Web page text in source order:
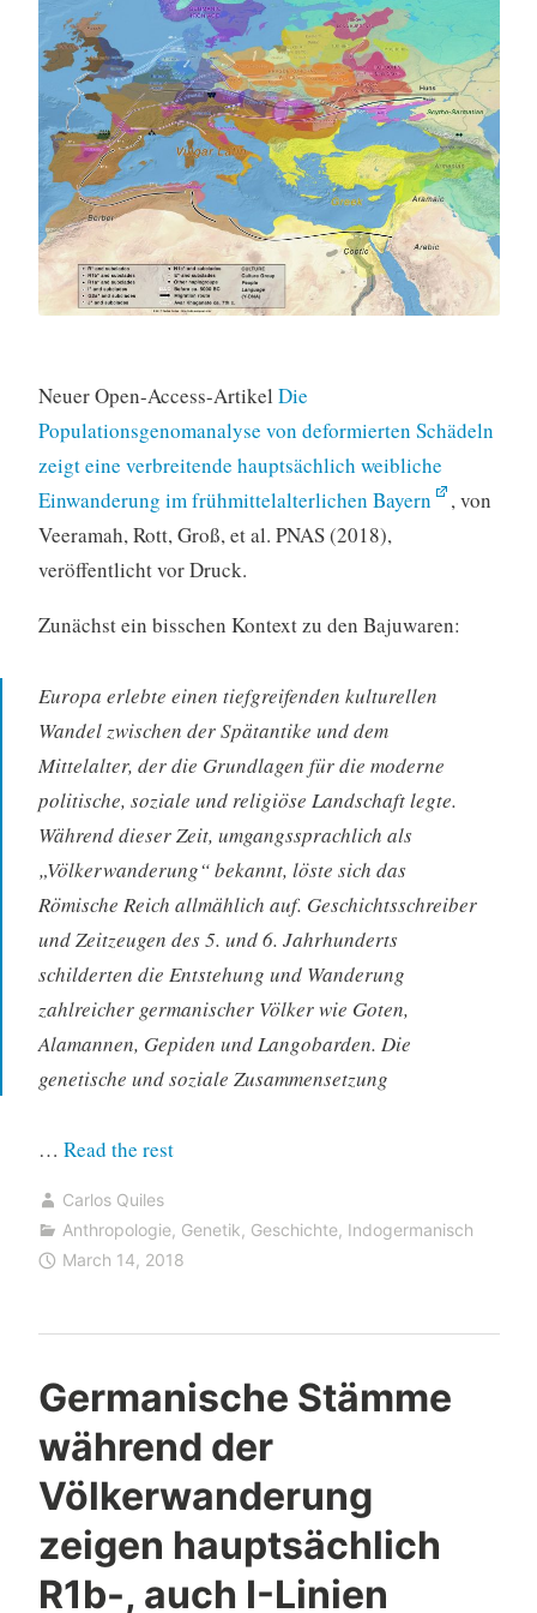
Neuer Open-Access-Artikel Die
Populationsgenomanalyse von deformierten Schädeln
zeigt eine verbreitende hauptsächlich weibliche
Einwanderung im frühmittelalterlichen Bayern
, von
Veeramah, Rott, Groß, et al. PNAS (2018),
veröffentlicht vor Druck.
Zunächst ein bisschen Kontext zu den Bajuwaren:
Europa erlebte einen tiefgreifenden kulturellen
Wandel zwischen der Spätantike und dem
Mittelalter, der die Grundlagen für die moderne
politische, soziale und religiöse Landschaft legte.
Während dieser Zeit, umgangssprachlich als
„Völkerwanderung“ bekannt, löste sich das
Römische Reich allmählich auf. Geschichtsschreiber
und Zeitzeugen des 5. und 6. Jahrhunderts
schilderten die Entstehung und Wanderung
zahlreicher germanischer Völker wie Goten,
Alamannen, Gepiden und Langobarden. Die
genetische und soziale Zusammensetzung
… Read the rest
Stämme
aus
mitteleuropäische
Abstammung”
Carlos Quiles
Anthropologie, Genetik, Geschichte, Indogermanisch
March 14, 2018
Germanische Stämme
während der
Völkerwanderung
zeigen hauptsächlich
R1b-, auch I-Linien